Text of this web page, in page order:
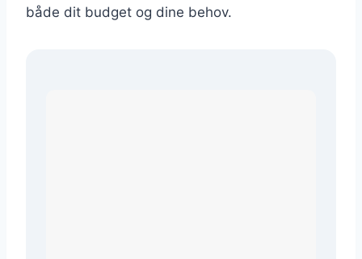
både dit budget og dine behov.